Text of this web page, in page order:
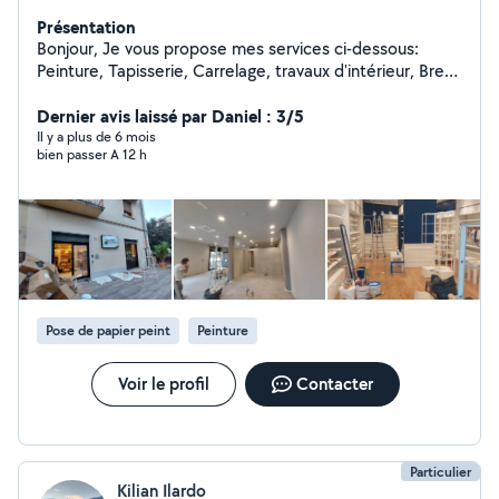
Présentation
Bonjour, Je vous propose mes services ci-dessous:
Peinture, Tapisserie, Carrelage, travaux d'intérieur, Bref,
Dernier avis laissé par Daniel : 3/5
Il y a plus de 6 mois
bien passer A 12 h
Pose de papier peint Peinture
Voir le profil Contacter
Particulier
Kilian Ilardo